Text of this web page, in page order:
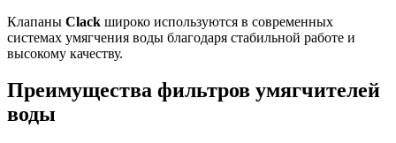
Клапаны Clack широко используются в современных
системах умягчения воды благодаря стабильной работе и
высокому качеству.
Преимущества фильтров умягчителей
воды